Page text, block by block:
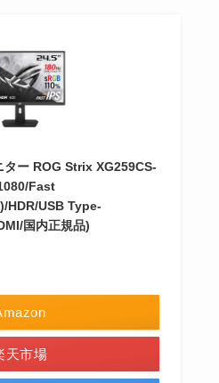
ター ROG Strix XG259CS-
Fast
HDR/USB Type-
国内正規品)
天市場